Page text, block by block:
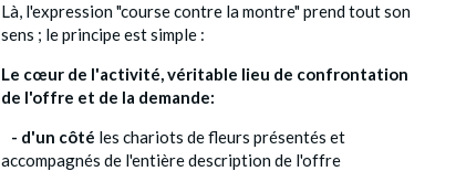
Là, l'expression "course contre la montre" prend tout son
sens ; le principe est simple :
Le cœur de l'activité, véritable lieu de confrontation
de l'offre et de la demande:
- d'un côté les chariots de fleurs présentés et
accompagnés de l'entière description de l'offre